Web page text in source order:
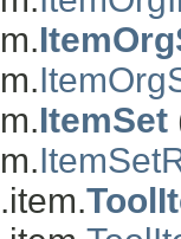
ItemSet